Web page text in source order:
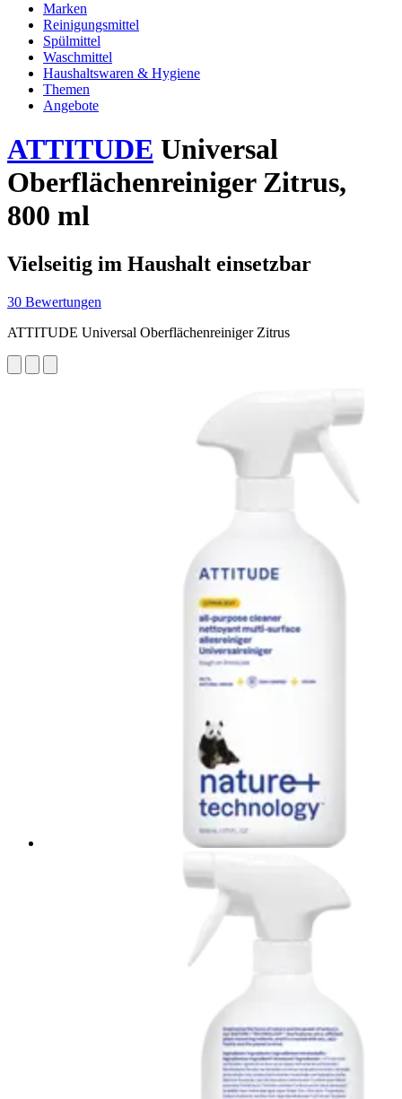
Marken
Reinigungsmittel
Spülmittel
Waschmittel
Haushaltswaren & Hygiene
Themen
Angebote
ATTITUDE Universal
Oberflächenreiniger Zitrus,
800 ml
Vielseitig im Haushalt einsetzbar
30 Bewertungen
ATTITUDE Universal Oberflächenreiniger Zitrus